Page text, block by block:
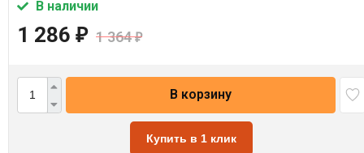
В наличии
1 286 ₽ 1 364₽
В корзину
Купить в 1 клик